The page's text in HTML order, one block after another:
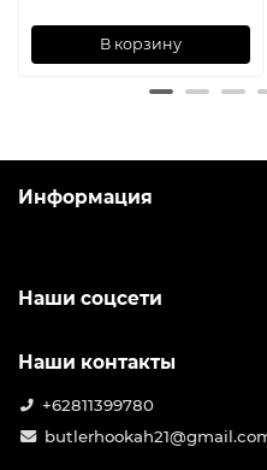
В корзину
Информация
Наши соцсети
Наши контакты
+62811399780